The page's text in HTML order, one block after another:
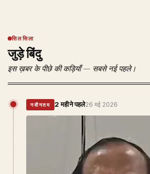
सिलसिला
जुड़े बिंदु
इस ख़बर के पीछे की कड़ियाँ — सबसे नई पहले।
नवीनतम 2 महीने पहले26 मई 2026